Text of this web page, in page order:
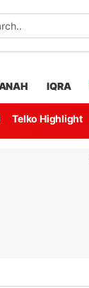
IQRA
Telko Highlight